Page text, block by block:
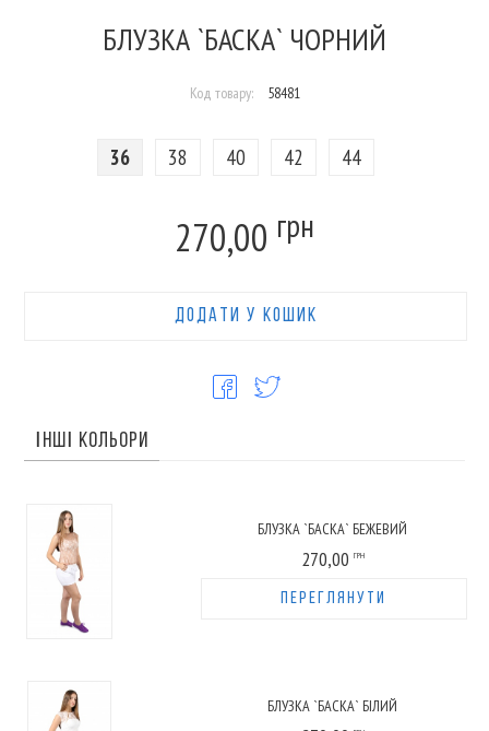
БЛУЗКА `БАСКА` ЧОРНИЙ
Код товару: 58481
36 38 40 42 44
270,00 грн
ДОДАТИ У КОШИК
ІНШІ КОЛЬОРИ
БЛУЗКА `БАСКА` БЕЖЕВИЙ
270,00 ГРН
ПЕРЕГЛЯНУТИ
БЛУЗКА `БАСКА` БІЛИЙ